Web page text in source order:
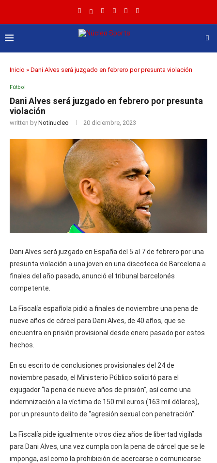
Inicio » Dani Alves será juzgado en febrero por presunta violación
Fútbol
Dani Alves será juzgado en febrero por presunta
violación
written byNotinucleo 20 diciembre, 2023
Dani Alves será juzgado en España del 5 al 7 de febrero por una
presunta violación a una joven en una discoteca de Barcelona a
finales del año pasado, anunció el tribunal barcelonés
competente.
La Fiscalía española pidió a finales de noviembre una pena de
nueve años de cárcel para Dani Alves, de 40 años, que se
encuentra en prisión provisional desde enero pasado por estos
hechos.
En su escrito de conclusiones provisionales del 24 de
noviembre pasado, el Ministerio Público solicitó para el
exjugador “la pena de nueve años de prisión”, así como una
indemnización a la víctima de 150 mil euros (163 mil dólares),
por un presunto delito de “agresión sexual con penetración”.
La Fiscalía pide igualmente otros diez años de libertad vigilada
para Dani Alves, una vez cumpla con la pena de cárcel que se le
imponga, así como la prohibición de acercarse o comunicarse